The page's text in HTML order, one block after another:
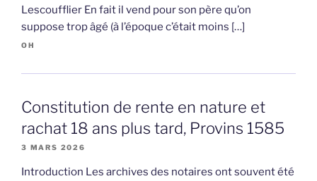
Lescoufflier En fait il vend pour son père qu’on
suppose trop âgé (à l’époque c’était moins […]
OH
Constitution de rente en nature et
rachat 18 ans plus tard, Provins 1585
3 MARS 2026
Introduction Les archives des notaires ont souvent été